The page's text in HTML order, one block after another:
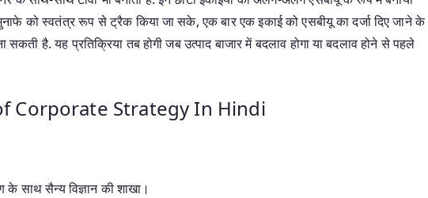
को स्वतंत्र रूप से ट्रैक किया जा सके, एक बार एक इकाई को एसबीयू का दर्जा दिए जाने के
है. यह प्रतिक्रिया तब होगी जब उत्पाद बाजार में बदलाव होगा या बदलाव होने से पहले
Corporate Strategy In Hindi
साथ सैन्य विज्ञान की शाखा।